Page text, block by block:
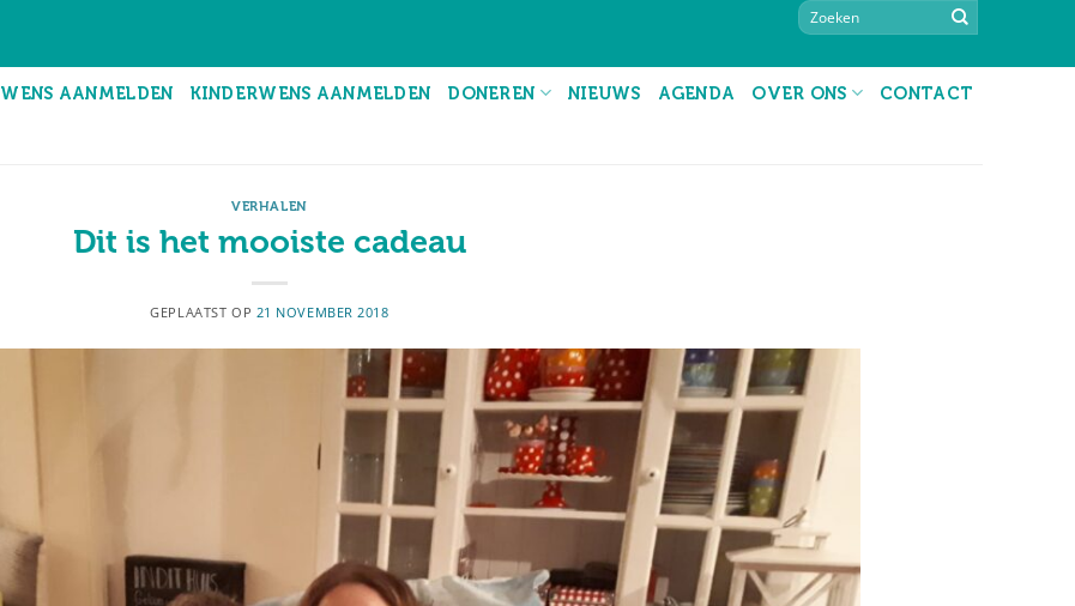
WENS AANMELDEN KINDERWENS AANMELDEN DONEREN NIEUWS AGENDA OVER ONS CONTACT
VERHALEN
Dit is het mooiste cadeau
GEPLAATST OP 21 NOVEMBER 2018